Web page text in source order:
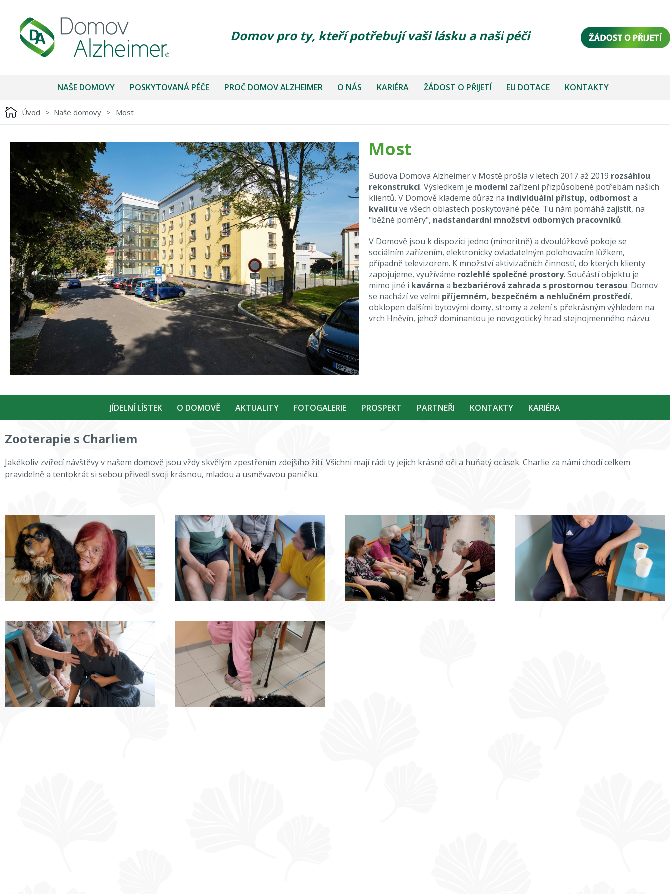
Domov pro ty, kteří potřebují vaši lásku a naši péči
NAŠE DOMOVY POSKYTOVANÁ PÉČE PROČ DOMOV ALZHEIMER O NÁS KARIÉRA ŽÁDOST O PŘIJETÍ EU DOTACE KONTAKTY
Úvod > Naše domovy > Most
Most
Budova Domova Alzheimer v Mostě prošla v letech 2017 až 2019 rozsáhlou
rekonstrukcí. Výsledkem je moderní zařízení přizpůsobené potřebám našich
klientů. V Domově klademe důraz na individuální přístup, odbornost a
kvalitu ve všech oblastech poskytované péče. Tu nám pomáhá zajistit, na
"běžné poměry", nadstandardní množství odborných pracovníků.
V Domově jsou k dispozici jedno (minoritně) a dvoulůžkové pokoje se
sociálním zařízením, elektronicky ovladatelným polohovacím lůžkem,
případně televizorem. K množství aktivizačních činností, do kterých klienty
zapojujeme, využíváme rozlehlé společné prostory. Součástí objektu je
mimo jiné i kavárna a bezbariérová zahrada s prostornou terasou. Domov
se nachází ve velmi příjemném, bezpečném a nehlučném prostředí,
obklopen dalšími bytovými domy, stromy a zelení s překrásným výhledem na
vrch Hněvín, jehož dominantou je novogotický hrad stejnojmenného názvu.
JÍDELNÍ LÍSTEK O DOMOVĚ AKTUALITY FOTOGALERIE PROSPEKT PARTNEŘI KONTAKTY KARIÉRA
Zooterapie s Charliem
Jakékoliv zvířecí návštěvy v našem domově jsou vždy skvělým zpestřením zdejšího žití. Všichni mají rádi ty jejich krásné oči a huňatý ocásek. Charlie za námi chodí celkem
pravidelně a tentokrát si sebou přivedl svoji krásnou, mladou a usměvavou paničku.